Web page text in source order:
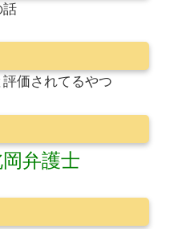
話
価されてるやつ
弁護士